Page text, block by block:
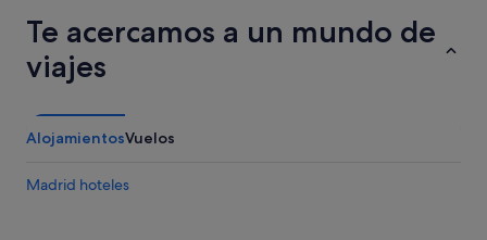
Te acercamos a un mundo de
viajes
AlojamientosVuelos
Madrid hoteles